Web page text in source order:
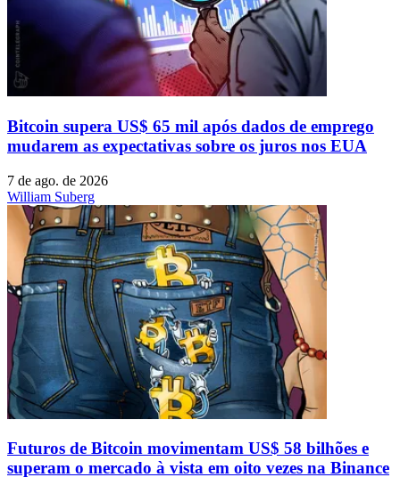
Bitcoin supera US$ 65 mil após dados de emprego
mudarem as expectativas sobre os juros nos EUA
7 de ago. de 2026
William Suberg
Futuros de Bitcoin movimentam US$ 58 bilhões e
superam o mercado à vista em oito vezes na Binance